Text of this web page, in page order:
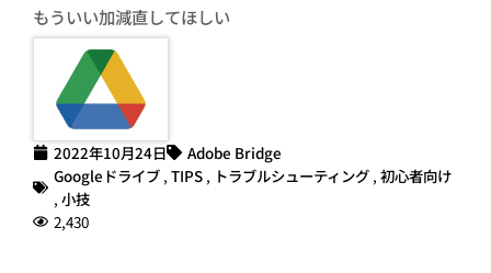
もういい加減直してほしい
2022年10月24日
Adobe Bridge
Googleドライブ , TIPS , トラブルシューティング , 初心者向け
, 小技
2,430